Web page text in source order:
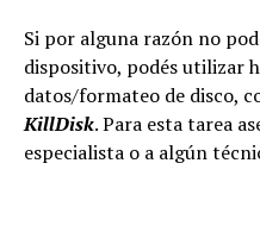
Si por alguna razón no
dispositivo, podés utilizar
datos/formateo de disco,
KillDisk. Para esta tarea
especialista o a algún